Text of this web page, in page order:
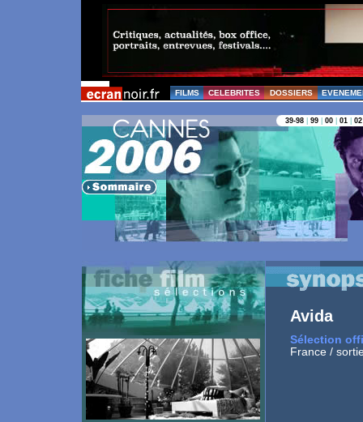
FILMS CELEBRITES DOSSIERS
39-98 99 00 01 02
Avida
Sélection
France /